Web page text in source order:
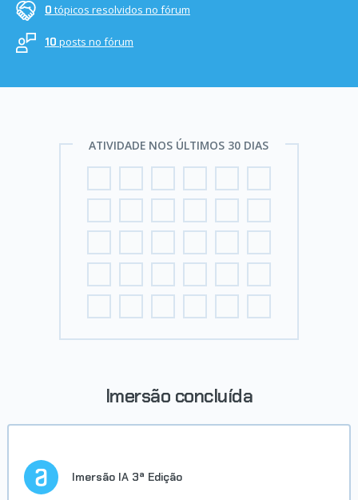
0 tópicos resolvidos no fórum
10 posts no fórum
ATIVIDADE NOS ÚLTIMOS 30 DIAS
Imersão concluída
Imersão IA 3ª Edição